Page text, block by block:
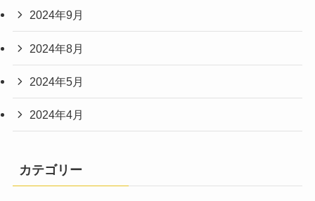
2024年9月
2024年8月
2024年5月
2024年4月
カテゴリー